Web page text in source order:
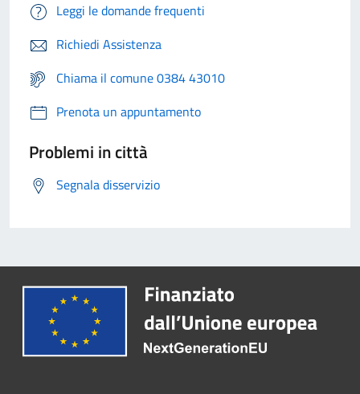
Leggi le domande frequenti
Richiedi Assistenza
Chiama il comune 0384 43010
Prenota un appuntamento
Problemi in città
Segnala disservizio